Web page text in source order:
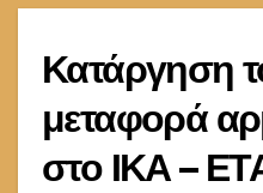
Κατάργηση
μεταφορά
στο ΙΚΑ –